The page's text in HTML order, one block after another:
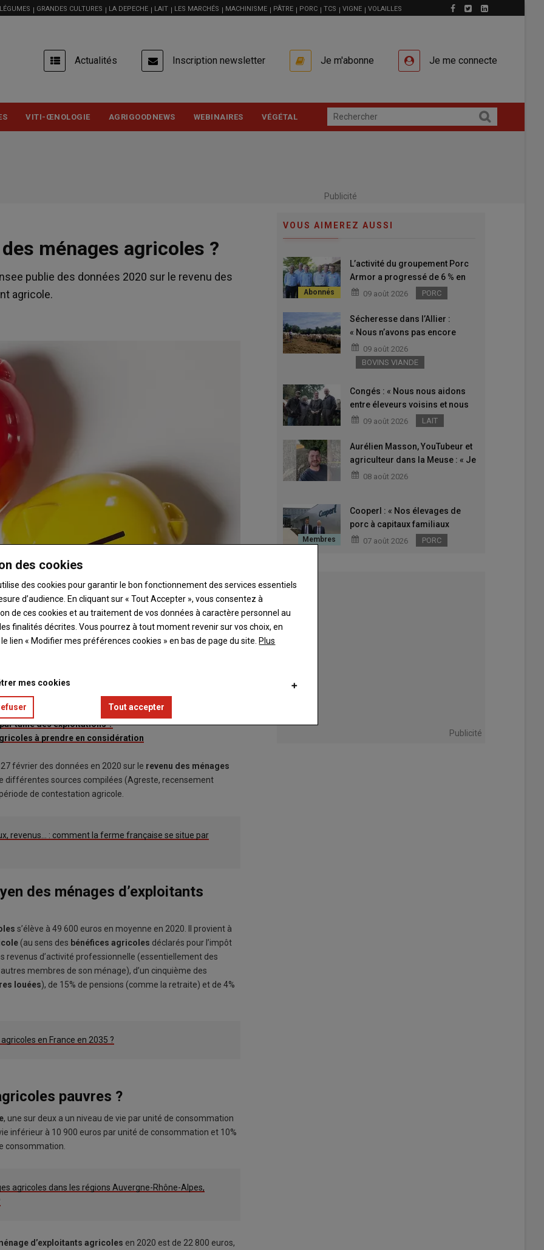
GRANDES CULTURES LA DEPECHE LAIT LES MARCHÉS MACHINISME PÂTRE PORC TCS VIGNE VOLAILLES
USER
ACCOUNT
MENU
Actualités Inscription newsletter Je m'abonne Je me connecte
VITI-ŒNOLOGIE AGRIGOODNEWS WEBINAIRES VÉGÉTAL
Publicité
ménages agricoles ?
publie des données 2020 sur le revenu des
agricole.
d’exploitants agricoles ?
?
de production ?
taille des exploitations ?
à prendre en considération
février des données en 2020 sur le revenu des ménages
différentes sources compilées (Agreste, recensement
de contestation agricole.
revenus… : comment la ferme française se situe par
des ménages d’exploitants
s’élève à 49 600 euros en moyenne en 2020. Il provient à
(au sens des bénéfices agricoles déclarés pour l’impôt
revenus d’activité professionnelle (essentiellement des
membres de son ménage), d’un cinquième des
louées), de 15% de pensions (comme la retraite) et de 4%
en France en 2035 ?
pauvres ?
, une sur deux a un niveau de vie par unité de consommation
inférieur à 10 900 euros par unité de consommation et 10%
consommation.
agricoles dans les régions Auvergne-Rhône-Alpes,
d’exploitants agricoles en 2020 est de 22 800 euros,
VOUS AIMEREZ AUSSI
L’activité du groupement Porc
Armor a progressé de 6 % en
202509 août 2026 PORC
Sécheresse dans l’Allier :
« Nous n’avons pas encore
décidé si on vend ou si on
engraisse nos 80 broutards »
09 août 2026
BOVINS VIANDE
Congés : « Nous nous aidons
entre éleveurs voisins et nous
dégageons un week-end sur
quinze jours de vacances par
an » dans les Côtes-d’Armor
09 août 2026 LAIT
Aurélien Masson, YouTubeur et
agriculteur dans la Meuse : « Je
veux montrer qu’il y a encore
08 août 2026
Cooperl : « Nos élevages de
porc à capitaux familiaux
doivent pouvoir s’agrandir »
07 août 2026 PORC
Publicité
des cookies
des cookies pour garantir le bon fonctionnement des services essentiels
d’audience. En cliquant sur « Tout Accepter », vous consentez à
de ces cookies et au traitement de vos données à caractère personnel au
finalités décrites. Vous pourrez à tout moment revenir sur vos choix, en
lien « Modifier mes préférences cookies » en bas de page du site. Plus
mes cookies
Tout accepter